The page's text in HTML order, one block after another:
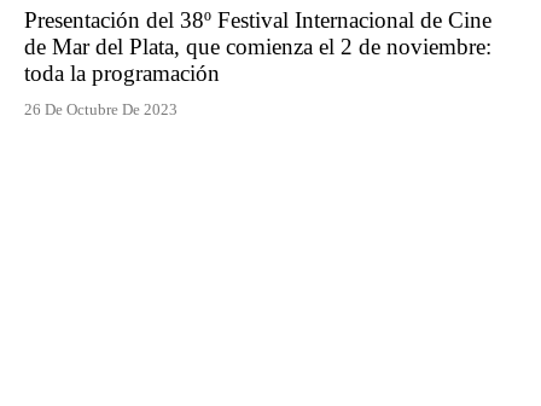
Presentación del 38º Festival Internacional de Cine
de Mar del Plata, que comienza el 2 de noviembre:
toda la programación
26 De Octubre De 2023